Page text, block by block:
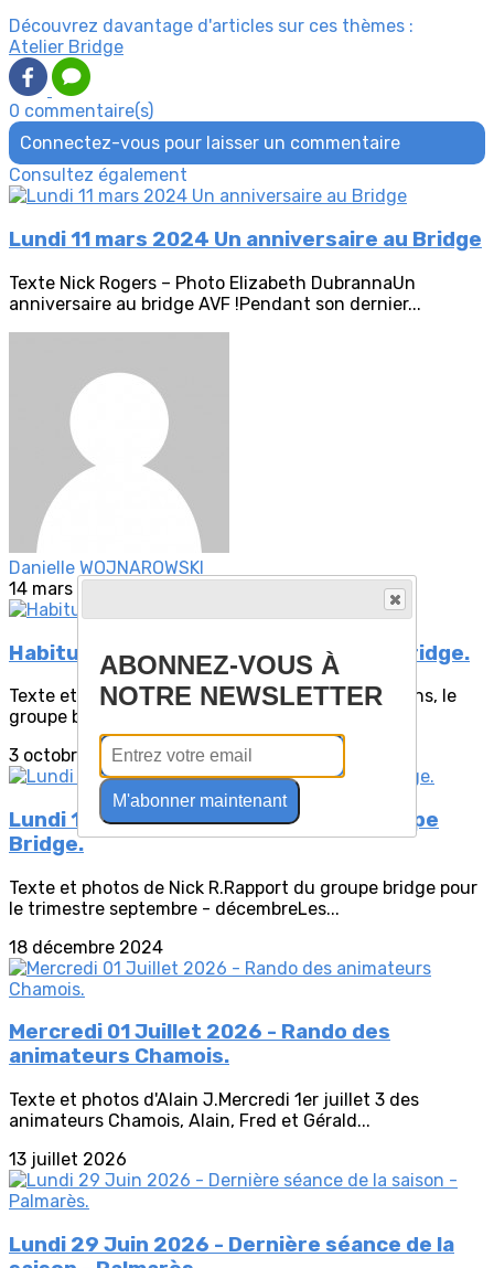
Découvrez davantage d'articles sur ces thèmes :
Atelier Bridge
0 commentaire(s)
Connectez-vous pour laisser un commentaire
Consultez également
Lundi 11 mars 2024 Un anniversaire au Bridge
Texte Nick Rogers – Photo Elizabeth DubrannaUn
anniversaire au bridge AVF !Pendant son dernier...
Danielle WOJNAROWSKI
14 mars 2024
Habituel repas de fin d'année pour le bridge.
Texte et Photos de Nick RogersComme tous les ans, le
groupe bridge a célébré la fin de l’année...
3 octobre 2024
Lundi 16 décembre - Crise dans le groupe
Bridge.
Texte et photos de Nick R.Rapport du groupe bridge pour
le trimestre septembre - décembreLes...
18 décembre 2024
Mercredi 01 Juillet 2026 - Rando des
animateurs Chamois.
Texte et photos d'Alain J.Mercredi 1er juillet 3 des
animateurs Chamois, Alain, Fred et Gérald...
13 juillet 2026
Lundi 29 Juin 2026 - Dernière séance de la
ABONNEZ-VOUS À
NOTRE NEWSLETTER
M'abonner maintenant